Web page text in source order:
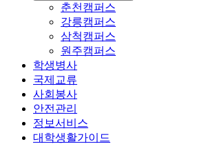
춘천캠퍼스
강릉캠퍼스
삼척캠퍼스
원주캠퍼스
학생병사
국제교류
사회봉사
안전관리
정보서비스
대학생활가이드